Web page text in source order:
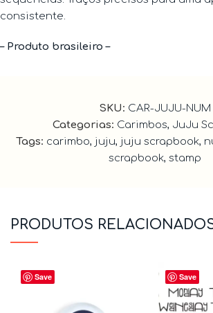
consistente.
– Produto brasileiro –
SKU: CAR-JUJU-NUM
Categorias: Carimbos, JuJu
Tags: carimbo, juju, juju scrapbook,
scrapbook, stamp
PRODUTOS
Save Save